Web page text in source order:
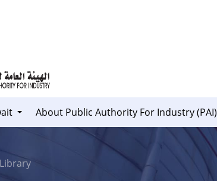
About Public Authority For Industry (PAI)